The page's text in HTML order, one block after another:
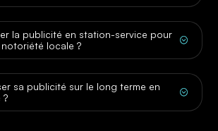
;
la publicité en station-service pour
locale ?
;
sa publicité sur le long terme en
?